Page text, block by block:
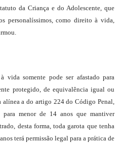
da Criança e do Adolescente, que
personalíssimos, como direito à vida,
somente pode ser afastado para
protegido, de equivalência igual ou
a do artigo 224 do Código Penal,
menor de 14 anos que mantiver
desta forma, toda garota que tenha
terá permissão legal para a prática de